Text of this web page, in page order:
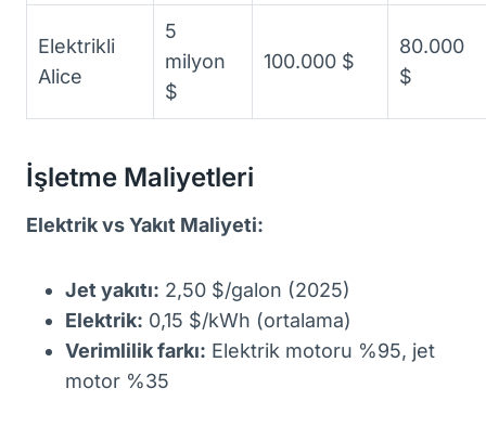
Elektrikli
Alice
5
milyon
$
100.000 $
80.000
$
İşletme Maliyetleri
Elektrik vs Yakıt Maliyeti:
Jet yakıtı: 2,50 $/galon (2025)
Elektrik: 0,15 $/kWh (ortalama)
Verimlilik farkı: Elektrik motoru %95, jet
motor %35